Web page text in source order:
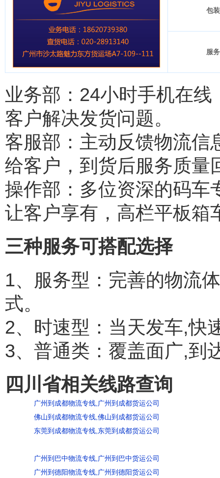
包
服
业务部：24小时手机在
客户解决发货问题。
客服部：主动反馈物流信
给客户，到货后服务质量
操作部：多位资深的码车
让客户享有，高栏平板箱
三种服务可搭配选择
1、服务型：完善的物流
式。
2、时速型：当天发车,快
3、普通类：覆盖面广,到
四川省相关线路查询
广州到成都物流专线,广州到成都货运公司
佛山到成都物流专线,佛山到成都货运公司
东莞到成都物流专线,东莞到成都货运公司
广州到巴中物流专线,广州到巴中货运公司
广州到德阳物流专线,广州到德阳货运公司